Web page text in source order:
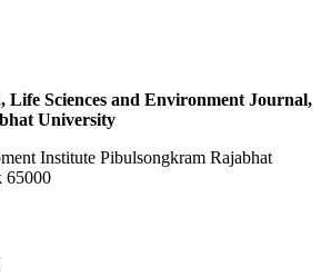
Life Sciences and Environment Journal,
University
Institute Pibulsongkram Rajabhat
65000